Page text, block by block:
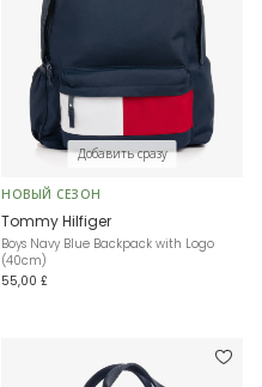
Добавить сразу
НОВЫЙ СЕЗОН
Tommy Hilfiger
Boys Navy Blue Backpack with Logo
(40cm)
55,00 £